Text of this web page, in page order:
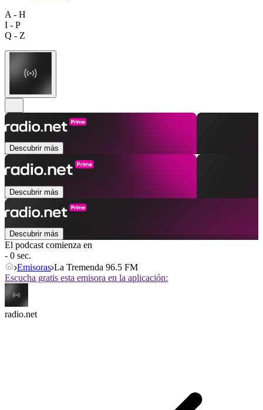
A - H
I - P
Q - Z
Descubrir más
Descubrir más
Descubrir más
El podcast comienza en
- 0 sec.
Emisoras La Tremenda 96.5 FM
Escucha gratis esta emisora en la aplicación:
radio.net